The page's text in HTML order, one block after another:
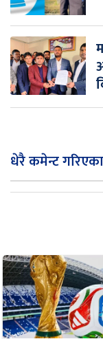
धेरै कमेन्ट गरिएका